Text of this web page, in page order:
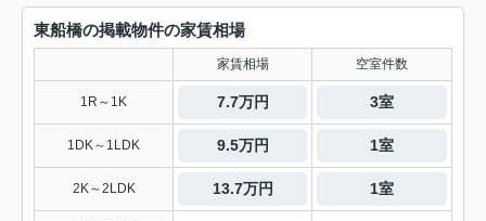
東船橋の掲載物件の家賃相場
家賃相場 空室件数
1R～1K 7.7万円 3室
1DK～1LDK 9.5万円 1室
2K～2LDK 13.7万円 1室